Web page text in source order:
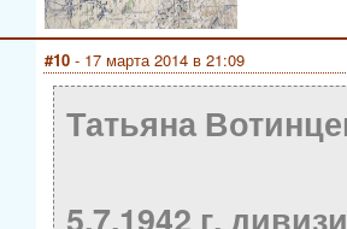
#10 - 17 марта 2014 в 21:09
Татьяна
5.7.1942 г.